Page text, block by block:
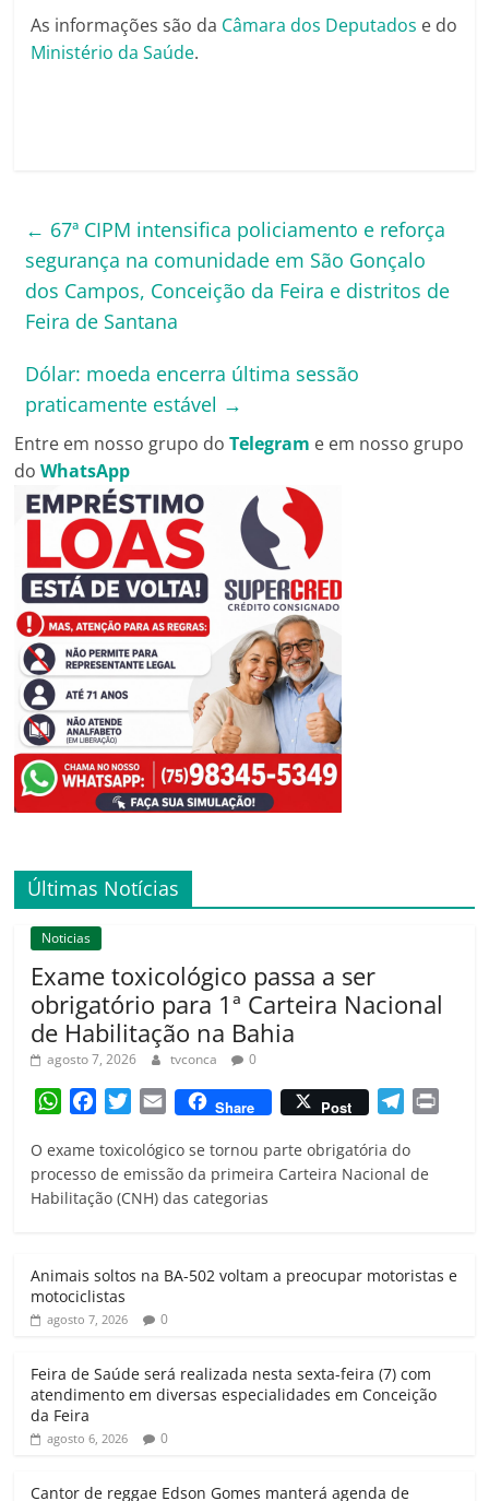
As informações são da Câmara dos Deputados e do
Ministério da Saúde.
← 67ª CIPM intensifica policiamento e reforça
segurança na comunidade em São Gonçalo
dos Campos, Conceição da Feira e distritos de
Feira de Santana
Dólar: moeda encerra última sessão
praticamente estável →
Entre em nosso grupo doTelegram e em nosso grupo
doWhatsApp
Últimas Notícias
Noticias
Exame toxicológico passa a ser
obrigatório para 1ª Carteira Nacional
de Habilitação na Bahia
agosto 7, 2026 tvconca 0
W
a
t
s
p
c
e
b
k
i
t
t
a
i
l
Share Post
l
e
m
O exame toxicológico se tornou parte obrigatória do
processo de emissão da primeira Carteira Nacional de
Habilitação (CNH) das categorias
Animais soltos na BA-502 voltam a preocupar motoristas e
motociclistas
agosto 7, 2026 0
Feira de Saúde será realizada nesta sexta-feira (7) com
atendimento em diversas especialidades em Conceição
da Feira
agosto 6, 2026 0
Cantor de reggae Edson Gomes manterá agenda de